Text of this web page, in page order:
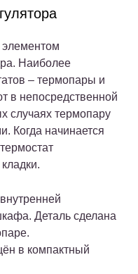
Наиболее
– термопары и
в непосредственной
случаях термопару
Когда начинается
Деталь сделана
в компактный